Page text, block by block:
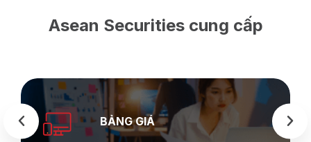
Asean Securities cung cấp
SEASTOCK
WEB